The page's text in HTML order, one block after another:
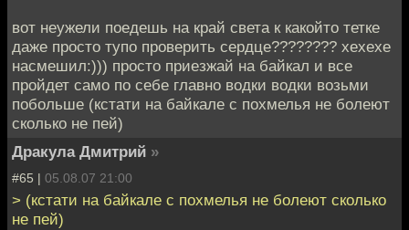
вот неужели поедешь на край света к какойто тетке
даже просто тупо проверить сердце???????? хехехе
насмешил:))) просто приезжай на байкал и все
пройдет само по себе главно водки водки возьми
побольше (кстати на байкале с похмелья не болеют
сколько не пей)
Дракула Дмитрий »
#65 | 05.08.07 21:00
> (кстати на байкале с похмелья не болеют сколько
не пей)